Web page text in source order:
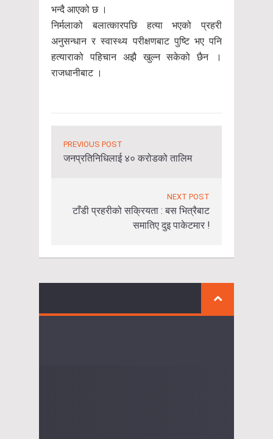
भन्दै आएको छ ।
निर्मलाको बलात्कारपछि हत्या भएको प्रहरी
अनुसन्धान र स्वास्थ्य परीक्षणबाट पुष्टि भए पनि
हत्याराको पहिचान अझै खुल्न सकेको छैन ।
राजधानीबाट ।
PREVIOUS POST
जनप्रतिनिधिलाई ४० करोडको तालिम
NEXT POST
टाँडी प्रहरीको सक्रियता : बस भित्रैबाट
समातिए दुइ पाकेटमार !